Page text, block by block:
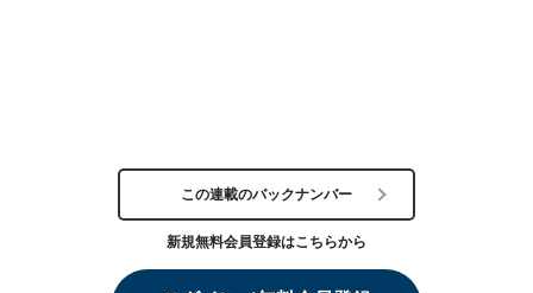
この連載のバックナンバー
新規無料会員登録はこちらから